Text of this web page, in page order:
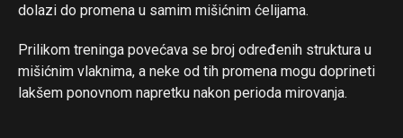
dolazi do promena u samim mišićnim ćelijama.
Prilikom treninga povećava se broj određenih struktura u
mišićnim vlaknima, a neke od tih promena mogu doprineti
lakšem ponovnom napretku nakon perioda mirovanja.